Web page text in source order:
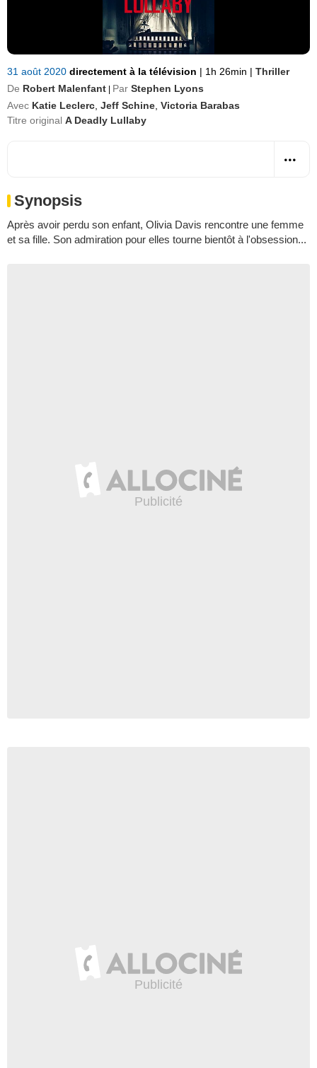
31 août 2020 directement à la télévision | 1h 26min | Thriller
De Robert Malenfant Par Stephen Lyons
Avec Katie Leclerc Jeff Schine Victoria Barabas
Titre original A Deadly Lullaby
Synopsis
Après avoir perdu son enfant, Olivia Davis rencontre une femme
et sa fille. Son admiration pour elles tourne bientôt à l'obsession...